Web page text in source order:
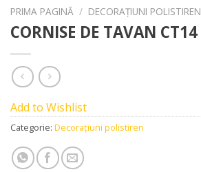
PRIMA PAGINĂ / DECORAȚIUNI POLISTIREN
CORNISE DE TAVAN CT14
Add to Wishlist
Categorie: Decorațiuni polistiren